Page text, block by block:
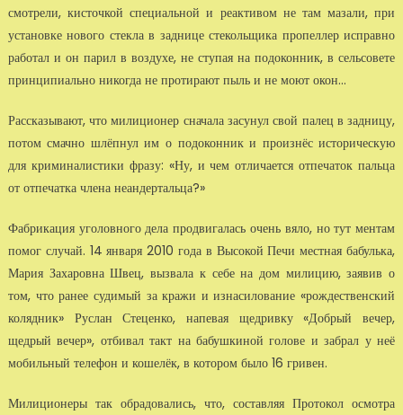
смотрели, кисточкой специальной и реактивом не там мазали, при
установке нового стекла в заднице стекольщика пропеллер исправно
работал и он парил в воздухе, не ступая на подоконник, в сельсовете
принципиально никогда не протирают пыль и не моют окон…
Рассказывают, что милиционер сначала засунул свой палец в задницу,
потом смачно шлёпнул им о подоконник и произнёс историческую
для криминалистики фразу: «Ну, и чем отличается отпечаток пальца
от отпечатка члена неандертальца?»
Фабрикация уголовного дела продвигалась очень вяло, но тут ментам
помог случай. 14 января 2010 года в Высокой Печи местная бабулька,
Мария Захаровна Швец, вызвала к себе на дом милицию, заявив о
том, что ранее судимый за кражи и изнасилование «рождественский
колядник» Руслан Стеценко, напевая щедривку «Добрый вечер,
щедрый вечер», отбивал такт на бабушкиной голове и забрал у неё
мобильный телефон и кошелёк, в котором было 16 гривен.
Милиционеры так обрадовались, что, составляя Протокол осмотра